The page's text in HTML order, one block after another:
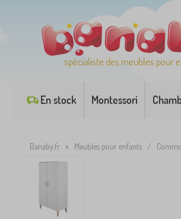
spécialiste des meubles pour
En stock Montessori
Banaby.fr » Meubles pour enfants /